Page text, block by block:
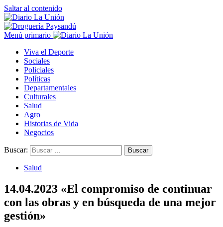
Saltar al contenido
Menú primario
Viva el Deporte
Sociales
Policiales
Políticas
Departamentales
Culturales
Salud
Agro
Historias de Vida
Negocios
Buscar:
Salud
14.04.2023 «El compromiso de continuar
con las obras y en búsqueda de una mejor
gestión»